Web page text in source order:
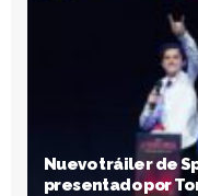
Nuevo tráiler de
presentado por